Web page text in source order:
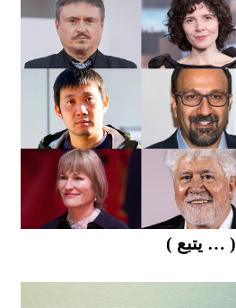
( … يتبع )